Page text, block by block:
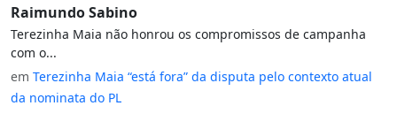
Raimundo Sabino
Terezinha Maia não honrou os compromissos de campanha
com o...
em Terezinha Maia “está fora” da disputa pelo contexto atual
da nominata do PL